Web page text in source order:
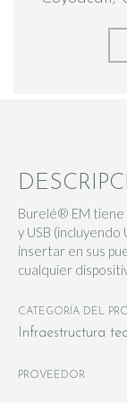
Burelé® EM tiene
y USB
insertar en sus
cualquier
CATEGORÍA DEL
Infraestructura
PROVEEDOR